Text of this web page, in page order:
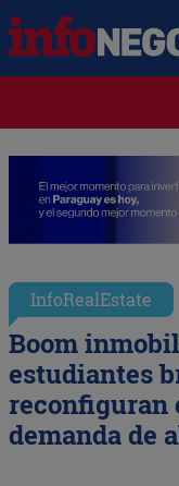
InfoRealEstate
Boom
estudiantes
reconfiguran
demanda de